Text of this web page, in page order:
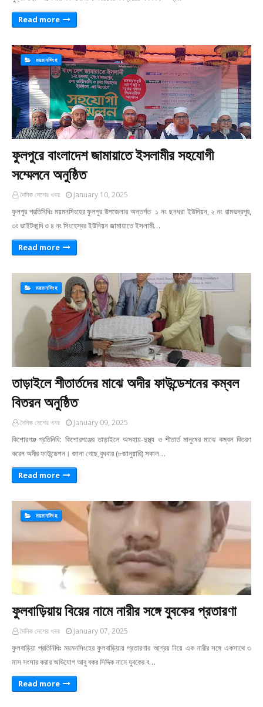
Read more
ময়মনসিংহ
ফুলপুরে বাংলাদেশ জামায়াতে ইসলামীর সহযোগী
সম্মেলনে অনুষ্ঠিত
দৈনিক দেশের খবর January 10, 2025
ফুলপুর প্রতিনিধিঃ ময়মনসিংহের ফুলপুর উপজেলার অন্তর্গত ১ নং ছনধরা ইউনিয়ন, ২ নং রামভদ্রপুর,
৩ং ভাইটকান্দি ও ৪ নং সিংহেস্বর ইউনিয়ন জামায়াতে ইসলামী…
Read more
ময়মনসিংহ
তাড়াইলে শীতার্তদের মাঝে অদীর ফাউন্ডেশনের কম্বল
বিতরন অনুষ্ঠিত
দৈনিক দেশের খবর January 09, 2025
কিশোরগঞ্জ প্রতিনিধি: কিশোরগঞ্জের তাড়াইলে অসহায়-দুস্থ্য ও শীতার্ত মানুষের মাঝে কম্বল বিতরণ
করেন অদীর ফাউন্ডেশন। জানা গেছে,বুধবার (৮জানুয়ারি) সকাল…
Read more
ময়মনসিংহ
ফুলবাড়িয়ায় বিয়ের নামে নারীর সঙ্গে যুবকের প্রতারণা
দৈনিক দেশের খবর January 07, 2025
ফুলবাড়িয়া প্রতিনিধিঃ ময়মনসিংহের ফুলবাড়িয়ায় প্রতারণার আশ্রয় নিয়ে এক নারীর সঙ্গে একসাথে ৩
মাস সংসার করার অভিযোগ আবু বকর সিদ্দিক নামে যুবকের ব…
Read more